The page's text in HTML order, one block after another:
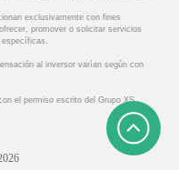
exclusivamente con fines
promover o solicitar servicios
específicas.
al inversor varían según con
el permiso escrito del Grupo XS.